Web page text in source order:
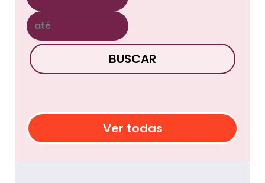
BUSCAR
Ver todas